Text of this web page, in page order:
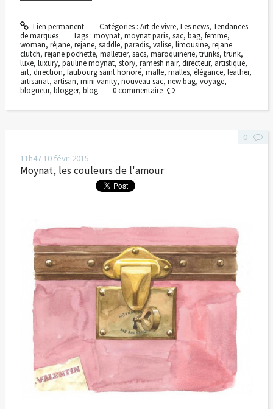
Lien permanent Catégories : Art de vivre, Les news, Tendances
de marques
Tags :moynat,moynat paris,sac,bag,femme,
woman, réjane, rejane, saddle, paradis, valise, limousine, rejane
clutch, rejane pochette, malletier, sacs, maroquinerie, trunks, trunk,
luxe, luxury, pauline moynat, story, ramesh nair, directeur, artistique,
art, direction, faubourg saint honoré, malle, malles, élégance, leather,
artisanat, artisan, mini vanity, nouveau sac, new bag, voyage,
blogueur, blogger, blog 0commentaire
11h4710 févr. 2015
Moynat, les couleurs de l'amour
0